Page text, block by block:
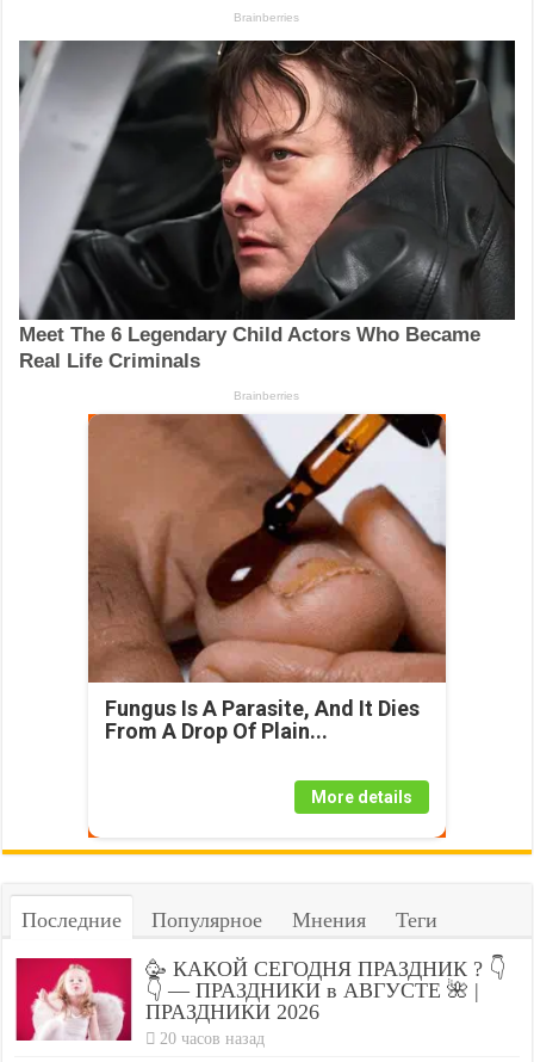
Fungus Is A Parasite, And It Dies
From A Drop Of Plain...
More details
Последние Популярное Мнения Теги
🥳 КАКОЙ СЕГОДНЯ ПРАЗДНИК ? 👇
👇 — ПРАЗДНИКИ в АВГУСТЕ 🌺 |
ПРАЗДНИКИ 2026
20 часов назад